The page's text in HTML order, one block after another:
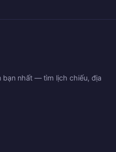
bạn nhất — tìm lịch chiếu, địa